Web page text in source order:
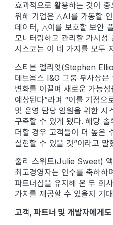
효과적으로 활용하는 것이
위해 기업은 △AI를 가동할
데이터, △이를 보호할 보안
모니터링하고 관리할 가시성
시스코는 이 네 가지를 모두
스티븐 엘리엇(Stephen
데브옵스 I&O 그룹 부사장은
변화를 이끌며 새로운 가능
예상된다”라며 “이를 기점으
및 운영 담당 임원을 위한 시
구축할 수 있게 됐다. 해당
더할 경우 고객들이 더 높은
실현할 수 있을 것”이라고 말
줄리 스위트(Julie Sweet)
최고경영자는 인수를 축하하
파트너십을 유지해 온 두 회
가치를 제공할 수 있을지 기
고객, 파트너 및 개발자에게